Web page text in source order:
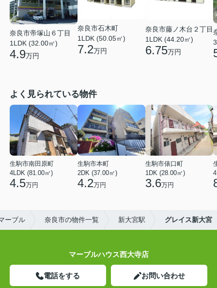
奈良市帝塚山６丁目
1LDK (32.00㎡)
4.9万円
奈良市石木町
1LDK (50.05㎡)
7.2万円
奈良市藤ノ木台２丁目
1LDK (44.20㎡)
6.75万円
よく見られている物件
生駒市南田原町
4LDK (81.00㎡)
4.5万円
生駒市本町
2DK (37.00㎡)
4.2万円
生駒市俵口町
1DK (28.00㎡)
3.6万円
ーブル 奈良市の物件一覧 新大宮駅 グレイス新大宮
マーブルハウス西大寺店
電話をする お問い合わせ